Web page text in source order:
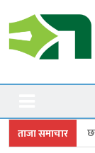
to
content
ताजा समाचार
देउडामा झुम्यो